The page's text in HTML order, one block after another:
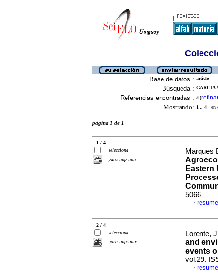
Base de datos : article
Búsqueda : GARCIA
Referencias encontradas : 4 [refinar
Mostrando: 1 .. 4 en
página 1 de 1
1 / 4
selecciona
para imprimir
Marques
Eastern
5066
·
2 / 4
selecciona
para imprimir
Lorente,
and
events
vol.29.
·